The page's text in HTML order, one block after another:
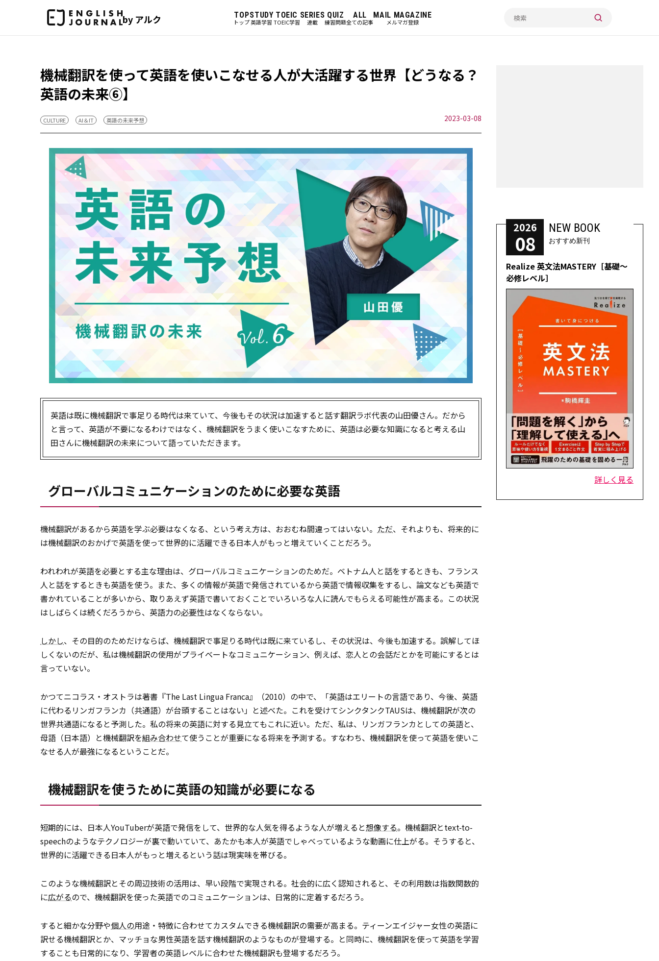
by アルク TOP
トップ
STUDY
英語学習
TOEIC
TOEIC学習
SERIES
連載
QUIZ
練習問題
ALL
全ての記事
MAIL MAGAZINE
メルマガ登録
機械翻訳を使って英語を使いこなせる人が大活躍する世界【どうなる？
英語の未来⑥】
CULTURE AI＆IT 英語の未来予想 2023-03-08
英語は既に機械翻訳で事足りる時代は来ていて、今後もその状況は加速すると話す翻訳ラボ代表の山田優さん。だから
と言って、英語が不要になるわけではなく、機械翻訳をうまく使いこなすために、英語は必要な知識になると考える山
田さんに機械翻訳の未来について語っていただきます。
グローバルコミュニケーションのために必要な英語
機械翻訳があるから英語を学ぶ必要はなくなる、という考え方は、おおむね間違ってはいない。 ただ、それよりも、将来的に
は機械翻訳のおかげで英語を使って世界的に活躍できる日本人がもっと増えていくことだろう。
われわれが英語を必要とする主な理由は、グローバルコミュニケーションのためだ。ベトナム人と話をするときも、フランス
人と話をするときも英語を使う。また、多くの情報が英語で発信されているから英語で情報収集をするし、論文なども英語で
書かれていることが多いから、取りあえず英語で書いておくことでいろいろな人に読んでもらえる可能性が高まる。この状況
はしばらくは続くだろうから、英語力の必要性はなくならない。
しかし、その目的のためだけならば、機械翻訳で事足りる時代は既に来ているし、その状況は、今後も加速する。誤解してほ
しくないのだが、私は機械翻訳の使用がプライベートなコミュニケーション、例えば、恋人との会話だとかを可能にするとは
言っていない。
かつてニコラス・オストラは著書『The Last Lingua Franca』（2010）の中で、「英語はエリートの言語であり、今後、英語
に代わるリンガフランカ（共通語）が台頭することはない」と述べた。これを受けてシンクタンクTAUSは、機械翻訳が次の
世界共通語になると予測した。私の将来の英語に対する見立てもこれに近い。ただ、私は、リンガフランカとしての英語と、
母語（日本語）と機械翻訳を組み合わせて使うことが重要になる将来を予測する。すなわち、機械翻訳を使って英語を使いこ
なせる人が最強になるということだ。
機械翻訳を使うために英語の知識が必要になる
短期的には、日本人YouTuberが英語で発信をして、世界的な人気を得るような人が増えると想像する。機械翻訳とtext-to-
speechのようなテクノロジーが裏で動いていて、あたかも本人が英語でしゃべっているような動画に仕上がる。そうすると、
世界的に活躍できる日本人がもっと増えるという話は現実味を帯びる。
このような機械翻訳とその周辺技術の活用は、早い段階で実現される。社会的に広く認知されると、その利用数は指数関数的
に広がるので、機械翻訳を使った英語でのコミュニケーションは、日常的に定着するだろう。
すると細かな分野や個人の用途・特徴に合わせてカスタムできる機械翻訳の需要が高まる。ティーンエイジャー女性の英語に
訳せる機械翻訳とか、マッチョな男性英語を話す機械翻訳のようなものが登場する。と同時に、機械翻訳を使って英語を学習
することも日常的になり、学習者の英語レベルに合わせた機械翻訳も登場するだろう。
2026
08
NEW BOOK
おすすめ新刊
Realize 英文法MASTERY［基礎～
必修レベル］
詳しく見る